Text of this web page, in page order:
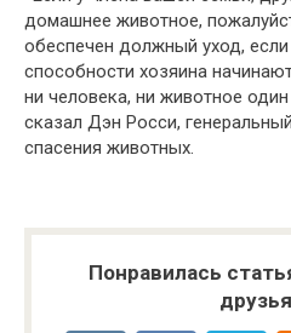
домашнее животное,
обеспечен должный уход,
способности хозяина
ни человека, ни животное
сказал Дэн Росси,
спасения животных.
Понравилась